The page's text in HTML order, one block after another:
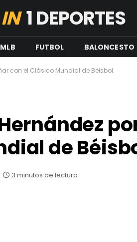
1 DEPORTES
MLB FUTBOL BALONCESTO
con el Clásico Mundial de Béisbol.
de
3 minutos de lectura